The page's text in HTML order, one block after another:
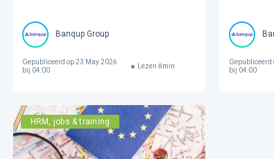
Banqup Group
Gepubliceerd op23 May 2026
bij 04:00
Lezen 8min
Gepubliceerd
bij 04:00
HRM, jobs & training